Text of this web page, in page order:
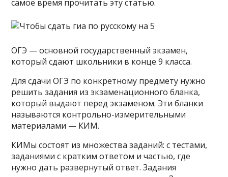
самое время прочитать эту статью.
ОГЭ — основной государственный экзамен,
который сдают школьники в конце 9 класса.
Для сдачи ОГЭ по конкретному предмету нужно
решить задания из экзаменационного бланка,
который выдают перед экзаменом. Эти бланки
называются контрольно-измерительными
материалами — КИМ.
КИМы состоят из множества заданий: с тестами,
заданиями с кратким ответом и частью, где
нужно дать развернутый ответ. Задания